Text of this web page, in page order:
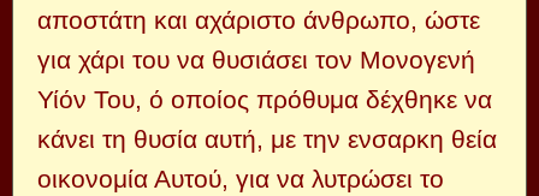
αποστάτη και αχάριστο άνθρωπο, ώστε
για χάρι του να θυσιάσει τον Μονογενή
Υίόν Του, ό οποίος πρόθυμα δέχθηκε να
κάνει τη θυσία αυτή, με την ενσαρκη θεία
οικονομία Αυτού, για να λυτρώσει το